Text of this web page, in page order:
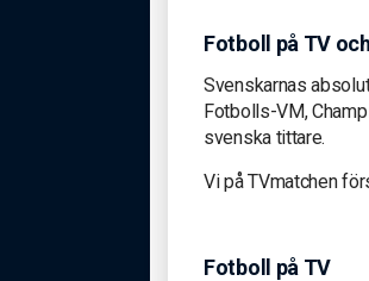
Fotboll på TV
Svenskarnas
Fotbolls-VM,
svenska tittare.
Vi på TVmatchen
Fotboll på TV